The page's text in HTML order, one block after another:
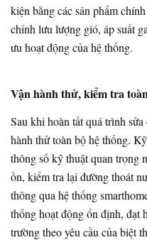
kiện bằng các sản phẩm
chỉnh lưu lượng gió, áp suất
ưu hoạt động của hệ thống.
Vận hành thử, kiểm tra
Sau khi hoàn tất quá trình
hành thử toàn bộ hệ thống.
thông số kỹ thuật quan trọng
ồn, kiểm tra lại đường thoát
thông qua hệ thống
thống hoạt động ổn định, đạt
trường theo yêu cầu của biệt